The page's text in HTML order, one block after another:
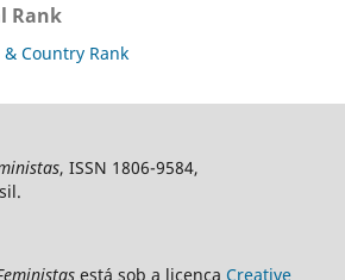
Rank
, ISSN 1806-9584,
está sob a licença Creative